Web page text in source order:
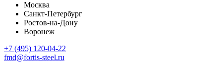
Москва
Санкт-Петербург
Ростов-на-Дону
Воронеж
+7 (495) 120-04-22
fmd@fortis-steel.ru